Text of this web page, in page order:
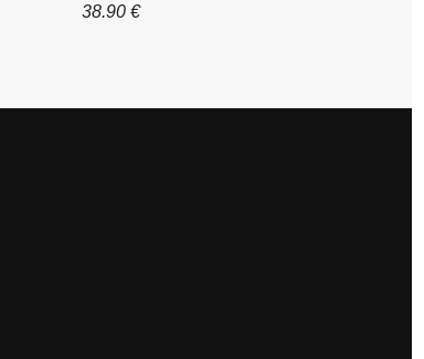
38.90 €